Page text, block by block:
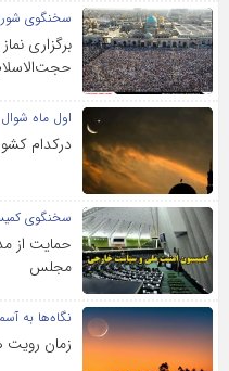
سخنگوی
برگزاری
اول ماه
درکدام
سخنگوی
حمایت از
مجلس
نگاه‌ها به
زمان رویت